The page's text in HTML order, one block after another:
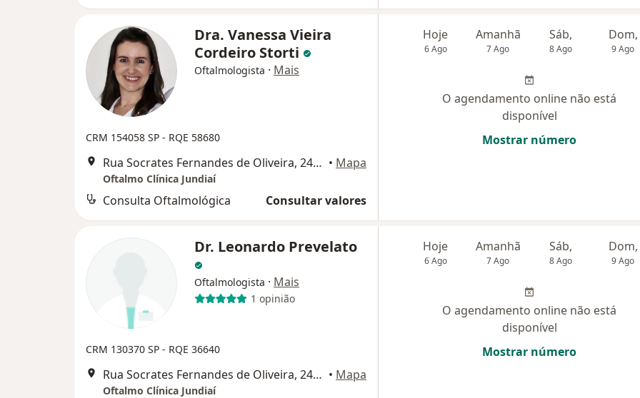
Dra. Vanessa Vieira
Cordeiro Storti
Oftalmologista · Mais
CRM 154058 SP - RQE 58680
Rua Socrates Fernandes de Oliveira, 245, Jundiaí • Mapa
Oftalmo Clínica Jundiaí
Consulta Oftalmológica Consultar valores
Hoje
6 Ago
Amanhã
7 Ago
Sáb,
8 Ago
Dom,
9 Ago
O agendamento online não está
disponível
Mostrar número
Dr. Leonardo Prevelato
Oftalmologista · Mais
1 opinião
CRM 130370 SP - RQE 36640
Rua Socrates Fernandes de Oliveira, 245, Jundiaí • Mapa
Oftalmo Clínica Jundiaí
Hoje
6 Ago
Amanhã
7 Ago
Sáb,
8 Ago
Dom,
9 Ago
O agendamento online não está
disponível
Mostrar número